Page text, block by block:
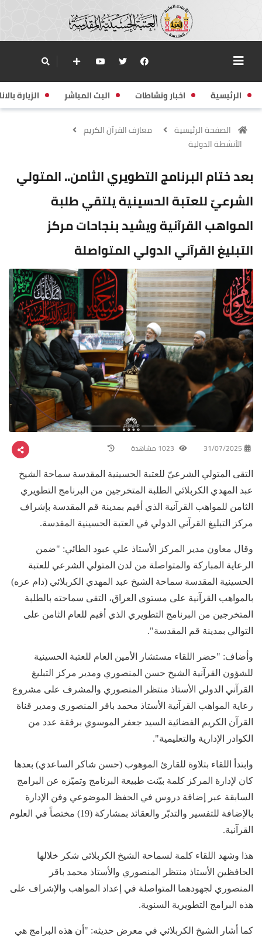
الرئيسية اخبار ونشاطات البث المباشر الزيارة
الصفحة الرئيسية
معارف القرآن الكريم
الأنشطة الدولية
بعد ختام البرنامج التطويري الثامن.. المتولي
الشرعيّ للعتبة الحسينية يلتقي طلبة
المواهب القرآنية ويشيد بنجاحات مركز
التبليغ القرآني الدولي المتواصلة
31/07/2025
التقى المتولي الشرعيّ للعتبة الحسينية المقدسة سماحة الشيخ
عبد المهدي الكربلائي الطلبة المتخرجين من البرنامج التطويري
الثامن للمواهب القرآنية الذي أقيم بمدينة قم المقدسة بإشراف
مركز التبليغ القرآني الدولي في العتبة الحسينية المقدسة.
وقال معاون مدير المركز الأستاذ علي عبود الطائي: "ضمن
الرعاية المباركة والمتواصلة من لدن المتولي الشرعي للعتبة
الحسينية المقدسة سماحة الشيخ عبد المهدي الكربلائي (دام عزه)
بالمواهب القرآنية على مستوى العراق، التقى سماحته بالطلبة
المتخرجين من البرنامج التطويري الذي أقيم للعام الثامن على
التوالي بمدينة قم المقدسة".
وأضاف: "حضر اللقاء مستشار الأمين العام للعتبة الحسينية
للشؤون القرآنية الشيخ حسن المنصوري ومدير مركز التبليغ
القرآني الدولي الأستاذ منتظر المنصوري والمشرف على مشروع
رعاية المواهب القرآنية الأستاذ محمد باقر المنصوري ومدير قناة
القرآن الكريم الفضائية السيد جعفر الموسوي برفقة عدد من
الكوادر الإدارية والتعليمية".
وابتدأ اللقاء بتلاوة للقارئ الموهوب (حسن شاكر الساعدي) بعدها
كان لإدارة المركز كلمة بيّنت طبيعة البرنامج وتميّزه عن البرامج
السابقة عبر إضافة دروس في الحفظ الموضوعي وفن الإدارة
بالإضافة للتفسير والتدبّر والعقائد بمشاركة (19) مختصاً في العلوم
القرآنية.
هذا وشهد اللقاء كلمة لسماحة الشيخ الكربلائي شكر خلالها
الحافظين الأستاذ منتظر المنصوري والأستاذ محمد باقر
المنصوري لجهودهما المتواصلة في إعداد المواهب والإشراف على
هذه البرامج التطويرية السنوية.
كما أشار الشيخ الكربلائي في معرض حديثه: "أن هذه البرامج هي